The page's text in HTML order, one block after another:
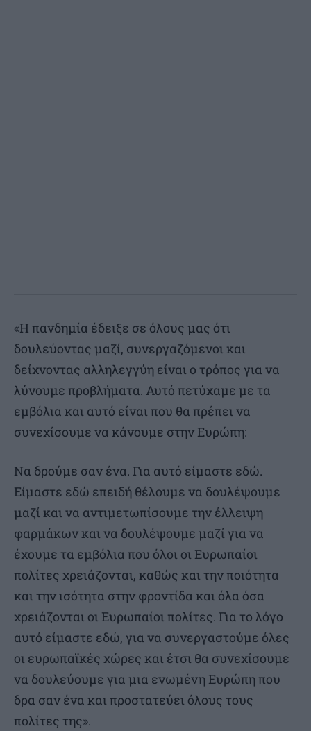
«Η πανδημία έδειξε σε όλους μας ότι
δουλεύοντας μαζί, συνεργαζόμενοι και
δείχνοντας αλληλεγγύη είναι ο τρόπος για να
λύνουμε προβλήματα. Αυτό πετύχαμε με τα
εμβόλια και αυτό είναι που θα πρέπει να
συνεχίσουμε να κάνουμε στην Ευρώπη:
Να δρούμε σαν ένα. Για αυτό είμαστε εδώ.
Είμαστε εδώ επειδή θέλουμε να δουλέψουμε
μαζί και να αντιμετωπίσουμε την έλλειψη
φαρμάκων και να δουλέψουμε μαζί για να
έχουμε τα εμβόλια που όλοι οι Ευρωπαίοι
πολίτες χρειάζονται, καθώς και την ποιότητα
και την ισότητα στην φροντίδα και όλα όσα
χρειάζονται οι Ευρωπαίοι πολίτες. Για το λόγο
αυτό είμαστε εδώ, για να συνεργαστούμε όλες
οι ευρωπαϊκές χώρες και έτσι θα συνεχίσουμε
να δουλεύουμε για μια ενωμένη Ευρώπη που
δρα σαν ένα και προστατεύει όλους τους
πολίτες της».